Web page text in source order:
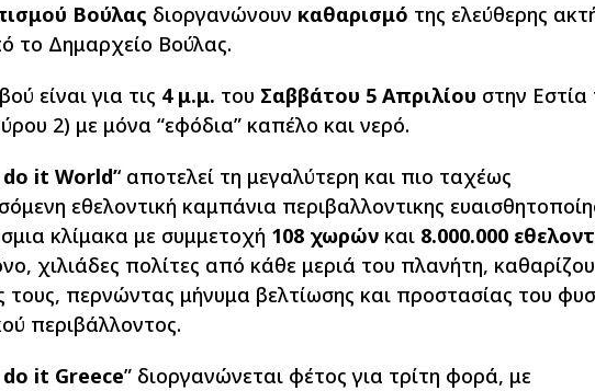
Βούλας διοργανώνουν καθαρισμό της ελεύθερης
το Δημαρχείο Βούλας.
είναι για τις 4 μ.μ. του Σαββάτου 5 Απριλίου στην Εστία
2) με μόνα “εφόδια” καπέλο και νερό.
do it World’‘ αποτελεί τη μεγαλύτερη και πιο ταχέως
εθελοντική καμπάνια περιβαλλοντικης
κλίμακα με συμμετοχή 108 χωρών και 8.000.000
χιλιάδες πολίτες από κάθε μεριά του πλανήτη,
τους, περνώντας μήνυμα βελτίωσης και προστασίας του
περιβάλλοντος.
do it Greece” διοργανώνεται φέτος για τρίτη φορά, με